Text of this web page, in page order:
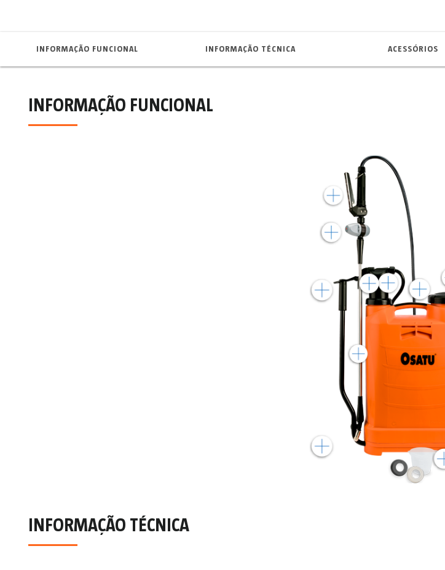
INFORMAÇÃO FUNCIONAL INFORMAÇÃO TÉCNICA ACESSÓRIOS
INFORMAÇÃO FUNCIONAL
INFORMAÇÃO TÉCNICA